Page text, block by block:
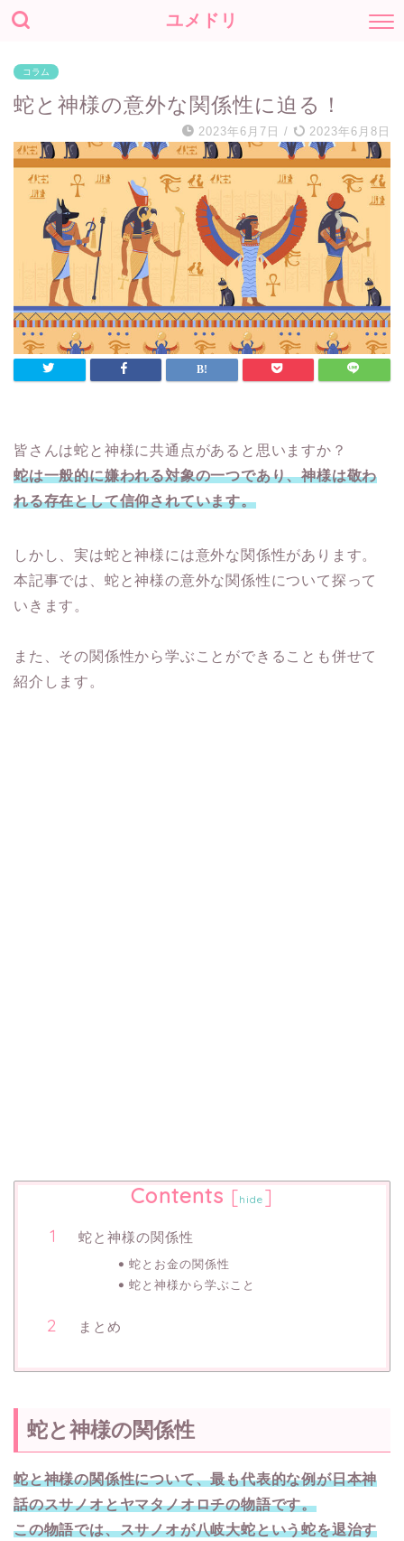
ユメドリ
コラム
蛇と神様の意外な関係性に迫る！
2023年6月7日 / 2023年6月8日
皆さんは蛇と神様に共通点があると思いますか？
蛇は一般的に嫌われる対象の一つであり、神様は敬わ
れる存在として信仰されています。
しかし、実は蛇と神様には意外な関係性があります。
本記事では、蛇と神様の意外な関係性について探って
いきます。
また、その関係性から学ぶことができることも併せて
紹介します。
Contents [hide ]
蛇と神様の関係性
蛇とお金の関係性
蛇と神様から学ぶこと
まとめ
蛇と神様の関係性
蛇と神様の関係性について、最も代表的な例が日本神
話のスサノオとヤマタノオロチの物語です。
この物語では、スサノオが八岐大蛇という蛇を退治す